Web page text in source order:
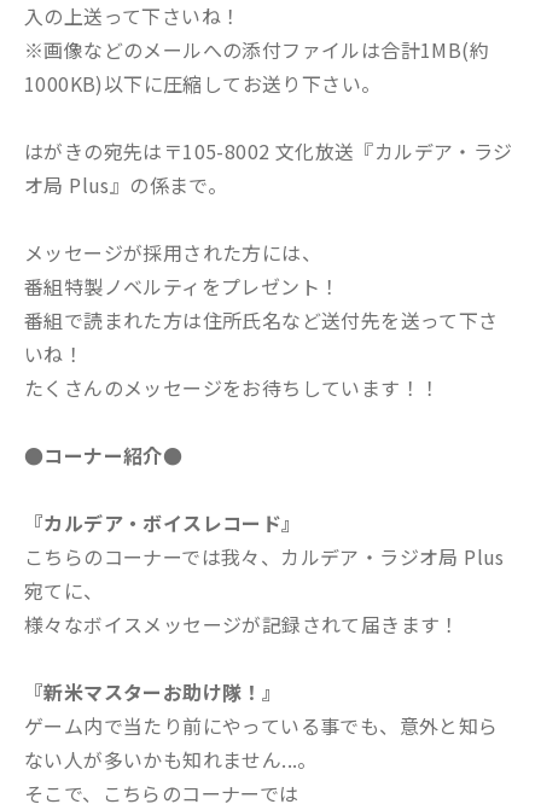
入の上送って下さいね！
※画像などのメールへの添付ファイルは合計1MB(約
1000KB)以下に圧縮してお送り下さい。
はがきの宛先は〒105-8002 文化放送『カルデア・ラジ
オ局 Plus』の係まで。
メッセージが採用された方には、
番組特製ノベルティをプレゼント！
番組で読まれた方は住所氏名など送付先を送って下さ
いね！
たくさんのメッセージをお待ちしています！！
●コーナー紹介●
『カルデア・ボイスレコード』
こちらのコーナーでは我々、カルデア・ラジオ局 Plus
宛てに、
様々なボイスメッセージが記録されて届きます！
『新米マスターお助け隊！』
ゲーム内で当たり前にやっている事でも、意外と知ら
ない人が多いかも知れません...。
そこで、こちらのコーナーでは